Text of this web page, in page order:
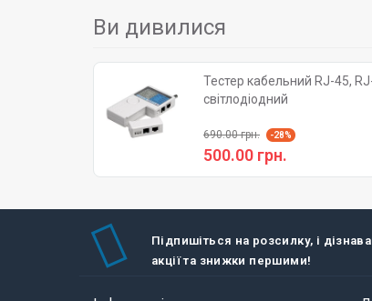
Ви дивилися
Тестер кабельний RJ-45,
світлодіодний
690.00 грн. -28%
500.00 грн.
Підпишіться на розсилку, і
акції та знижки першими!